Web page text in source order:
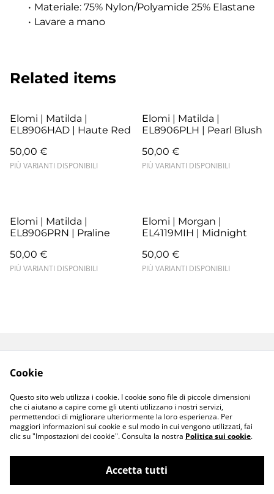
Materiale: 75% Nylon/Polyamide 25% Elastane
Lavare a mano
Related items
Elomi | Matilda |
EL8906HAD | Haute Red
50,00 €
PIÙ VARIANTI DISPONIBILI
Elomi | Matilda |
EL8906PLH | Pearl Blush
50,00 €
PIÙ VARIANTI DISPONIBILI
Elomi | Matilda |
EL8906PRN | Praline
50,00 €
PIÙ VARIANTI DISPONIBILI
Elomi | Morgan |
EL4119MIH | Midnight
50,00 €
PIÙ VARIANTI DISPONIBILI
Termini e Condizioni
Consegne
Cookie Policy
©2026ioSenso
Cookie
Questo sito web utilizza i cookie. I cookie sono file di piccole dimensioni
che ci aiutano a capire come gli utenti utilizzano i nostri servizi,
permettendoci di migliorare ulteriormente la loro esperienza. Per
maggiori informazioni sui cookie e sul modo in cui vengono utilizzati, fai
clic su "Impostazioni dei cookie". Consulta la nostra Politica sui cookie.
Accetta tutti